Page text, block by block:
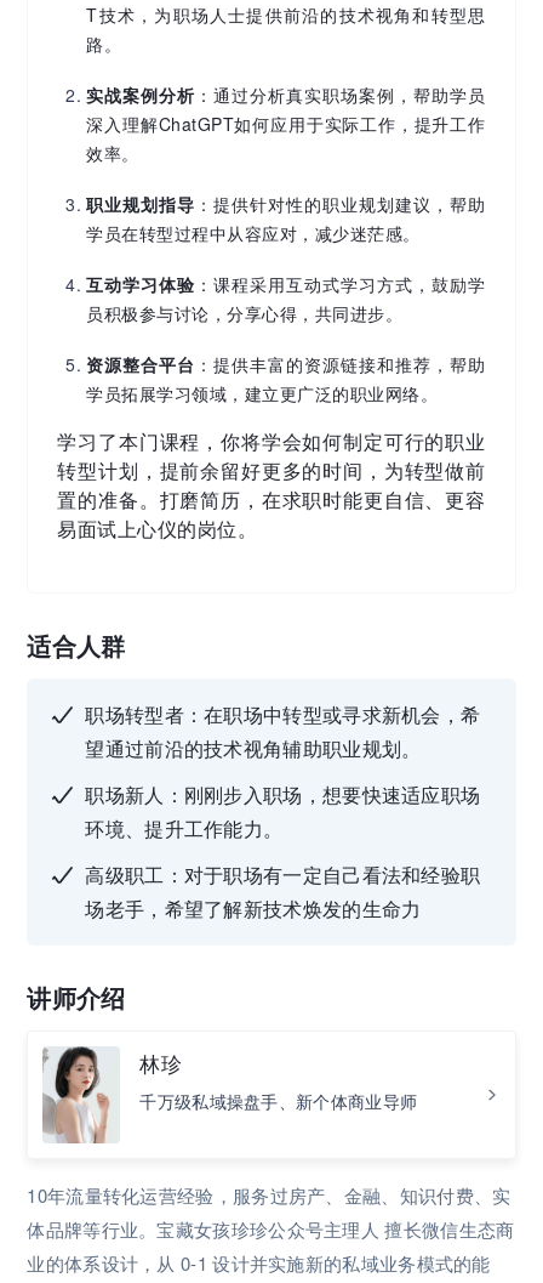
T技术，为职场人士提供前沿的技术视角和转型思
路。
实战案例分析 ：通过分析真实职场案例，帮助学员
深入理解ChatGPT如何应用于实际工作，提升工作
效率。
职业规划指导 ：提供针对性的职业规划建议，帮助
学员在转型过程中从容应对，减少迷茫感。
互动学习体验 ：课程采用互动式学习方式，鼓励学
员积极参与讨论，分享心得，共同进步。
资源整合平台 ：提供丰富的资源链接和推荐，帮助
学员拓展学习领域，建立更广泛的职业网络。
学习了本门课程，你将学会如何制定可行的职业
转型计划，提前余留好更多的时间，为转型做前
置的准备。打磨简历，在求职时能更自信、更容
易面试上心仪的岗位。
适合人群
职场转型者：在职场中转型或寻求新机会，希
望通过前沿的技术视角辅助职业规划。
职场新人：刚刚步入职场，想要快速适应职场
环境、提升工作能力。
高级职工：对于职场有一定自己看法和经验职
场老手，希望了解新技术焕发的生命力
讲师介绍
林珍
千万级私域操盘手、新个体商业导师
10年流量转化运营经验，服务过房产、金融、知识付费、实
体品牌等行业。宝藏女孩珍珍公众号主理人 擅长微信生态商
业的体系设计，从 0-1 设计并实施新的私域业务模式的能